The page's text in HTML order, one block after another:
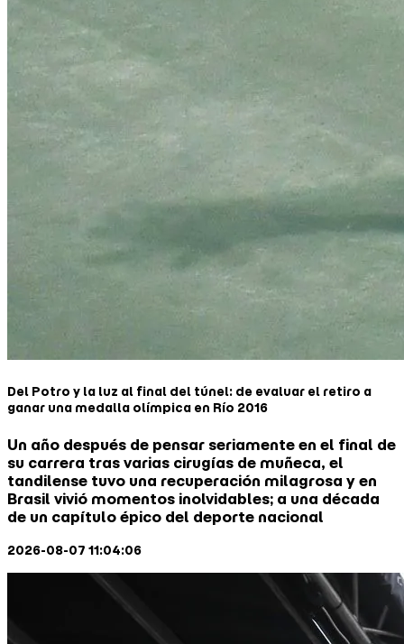
Del Potro y la luz al final del túnel: de evaluar el retiro a
ganar una medalla olímpica en Río 2016
Un año después de pensar seriamente en el final de
su carrera tras varias cirugías de muñeca, el
tandilense tuvo una recuperación milagrosa y en
Brasil vivió momentos inolvidables; a una década
de un capítulo épico del deporte nacional
2026-08-07 11:04:06